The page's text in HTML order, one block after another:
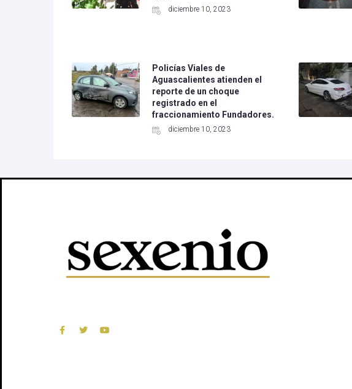
diciembre 10, 2023
Policías Viales de
Aguascalientes atienden el
reporte de un choque
registrado en el
fraccionamiento Fundadores.
diciembre 10, 2023